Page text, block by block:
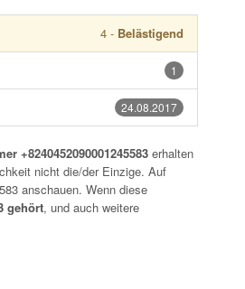
4- Belästigend
1
24.08.2017
+8240452090001245583 erhalten
nicht die/der Einzige. Auf
anschauen. Wenn diese
gehört, und auch weitere